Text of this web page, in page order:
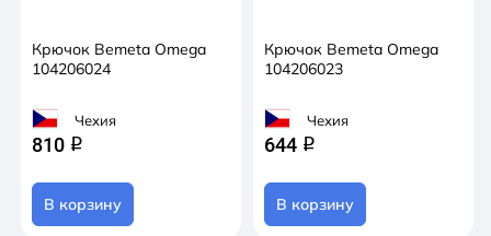
Крючок Bemeta Omega
104206024
Чехия
810 q
В корзину
Крючок Bemeta Omega
104206023
Чехия
644 q
В корзину